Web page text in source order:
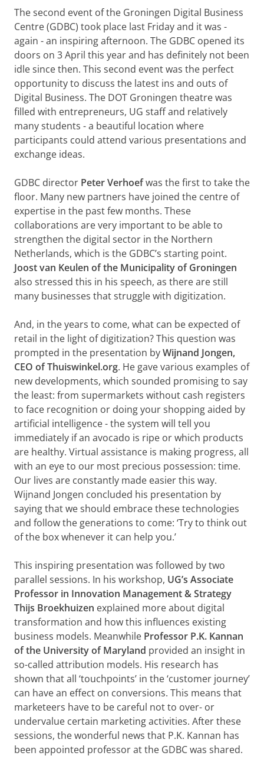
The second event of the Groningen Digital Business
Centre (GDBC) took place last Friday and it was -
again - an inspiring afternoon. The GDBC opened its
doors on 3 April this year and has definitely not been
idle since then. This second event was the perfect
opportunity to discuss the latest ins and outs of
Digital Business. The DOT Groningen theatre was
filled with entrepreneurs, UG staff and relatively
many students - a beautiful location where
participants could attend various presentations and
exchange ideas.
GDBC director Peter Verhoefwas the first to take the
floor. Many new partners have joined the centre of
expertise in the past few months. These
collaborations are very important to be able to
strengthen the digital sector in the Northern
Netherlands, which is the GDBC’s starting point.
Joost van Keulen of the Municipality of Groningen
also stressed this in his speech, as there are still
many businesses that struggle with digitization.
And, in the years to come, what can be expected of
retail in the light of digitization? This question was
prompted in the presentation byWijnand Jongen,
CEO of Thuiswinkel.org. He gave various examples of
new developments, which sounded promising to say
the least: from supermarkets without cash registers
to face recognition or doing your shopping aided by
artificial intelligence - the system will tell you
immediately if an avocado is ripe or which products
are healthy. Virtual assistance is making progress, all
with an eye to our most precious possession: time.
Our lives are constantly made easier this way.
Wijnand Jongen concluded his presentation by
saying that we should embrace these technologies
and follow the generations to come: ‘Try to think out
of the box whenever it can help you.’
This inspiring presentation was followed by two
parallel sessions. In his workshop, UG’s Associate
Professor in Innovation Management & Strategy
Thijs Broekhuizen explained more about digital
transformation and how this influences existing
business models. Meanwhile Professor P.K. Kannan
of the University of Maryland provided an insight in
so-called attribution models. His research has
shown that all ‘touchpoints’ in the ‘customer journey’
can have an effect on conversions. This means that
marketeers have to be careful not to over- or
undervalue certain marketing activities. After these
sessions, the wonderful news that P.K. Kannan has
been appointed professor at the GDBC was shared.